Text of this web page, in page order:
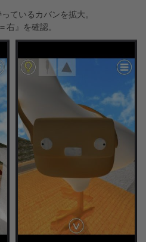
ているカバンを拡大。
右』を確認。